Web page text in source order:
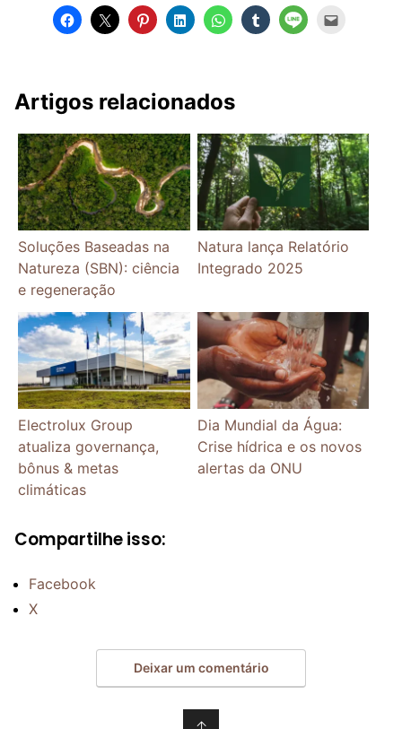
Artigos relacionados
Soluções Baseadas na
Natureza (SBN): ciência
e regeneração
Natura lança Relatório
Integrado 2025
Electrolux Group
atualiza governança,
bônus & metas
climáticas
Dia Mundial da Água:
Crise hídrica e os novos
alertas da ONU
Compartilhe isso:
Facebook
X
Deixar um comentário